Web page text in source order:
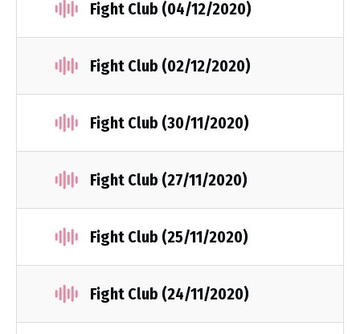
Fight Club (04/12/2020)
Fight Club (02/12/2020)
Fight Club (30/11/2020)
Fight Club (27/11/2020)
Fight Club (25/11/2020)
Fight Club (24/11/2020)